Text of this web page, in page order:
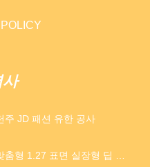
사
주 JD 패션 유한 공사
춤형 1.27 표면 실장형 딥 스